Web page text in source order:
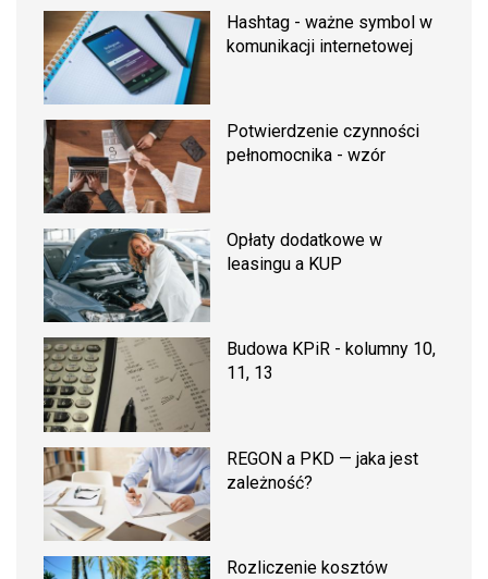
Hashtag - ważne symbol w
komunikacji internetowej
Potwierdzenie czynności
pełnomocnika - wzór
Opłaty dodatkowe w
leasingu a KUP
Budowa KPiR - kolumny 10,
11, 13
REGON a PKD — jaka jest
zależność?
Rozliczenie kosztów